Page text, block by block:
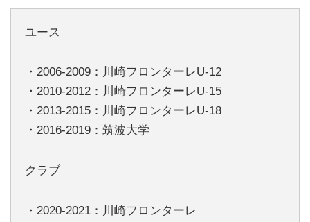
ユース
・2006-2009：川崎フロンターレU-12
・2010-2012：川崎フロンターレU-15
・2013-2015：川崎フロンターレU-18
・2016-2019：筑波大学
クラブ
・2020-2021：川崎フロンターレ